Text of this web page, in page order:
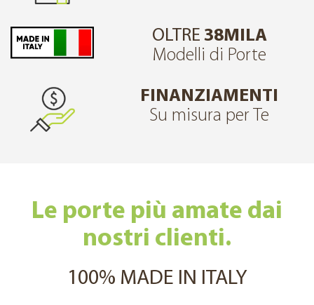
OLTRE 38MILA
Modelli di Porte
FINANZIAMENTI
Su misura per Te
Le porte più amate dai
nostri clienti.
100% MADE IN ITALY